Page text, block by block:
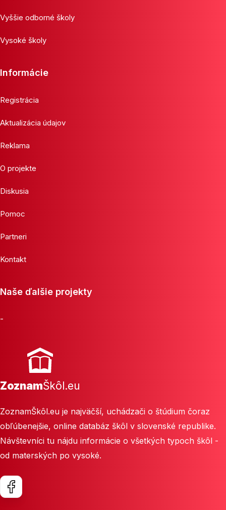
Vyššie odborné školy
Vysoké školy
Informácie
Registrácia
Aktualizácia údajov
Reklama
O projekte
Diskusia
Pomoc
Partneri
Kontakt
Naše ďalšie projekty
-
ZoznamŠkôl.eu
ZoznamŠkôl.eu je najväčší, uchádzači o štúdium čoraz
obľúbenejšie, online databáz škôl v slovenské republike.
Návštevníci tu nájdu informácie o všetkých typoch škôl -
od materských po vysoké.